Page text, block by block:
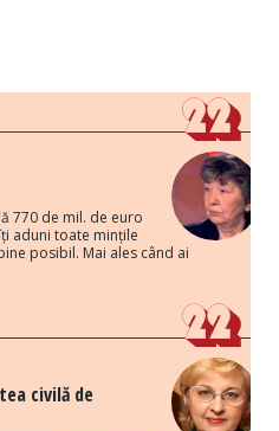
770 de mil. de euro
aduni toate mințile
posibil. Mai ales când ai
civilă de